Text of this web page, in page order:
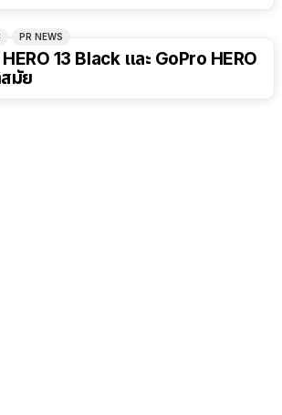
PR NEWS
13 Black และ GoPro HERO
มัย